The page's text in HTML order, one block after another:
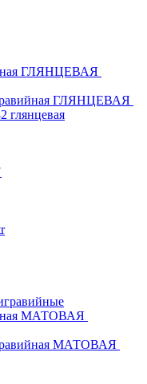
ГЛЯНЦЕВАЯ
ГЛЯНЦЕВАЯ
МАТОВАЯ
МАТОВАЯ